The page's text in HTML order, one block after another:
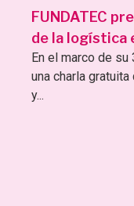
FUNDATEC
de la logística
En el marco de
una charla
y...